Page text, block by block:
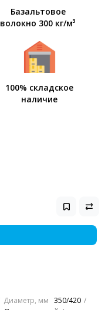
Базальтовое
волокно 300 кг/м³
100% складское
наличие
Диаметр, мм 350/420